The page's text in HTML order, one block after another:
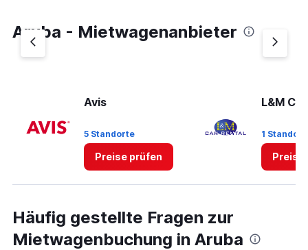
Aruba - Mietwagenanbieter
Avis
5 Standorte
Preise prüfen
L&M
1 Standort
Preise
Häufig gestellte Fragen zur
Mietwagenbuchung in Aruba